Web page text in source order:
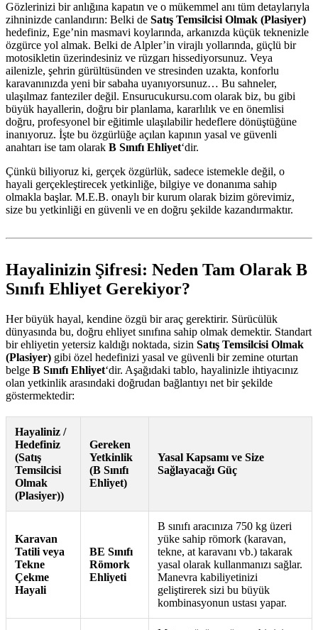
Gözlerinizi bir anlığına kapatın ve o mükemmel anı tüm detaylarıyla
zihninizde canlandırın: Belki de Satış Temsilcisi Olmak (Plasiyer)
hedefiniz, Ege’nin masmavi koylarında, arkanızda küçük teknenizle
özgürce yol almak. Belki de Alpler’in virajlı yollarında, güçlü bir
motosikletin üzerindesiniz ve rüzgarı hissediyorsunuz. Veya
ailenizle, şehrin gürültüsünden ve stresinden uzakta, konforlu
karavanınızda yeni bir sabaha uyanıyorsunuz… Bu sahneler,
ulaşılmaz fanteziler değil. Ensurucukursu.com olarak biz, bu gibi
büyük hayallerin, doğru bir planlama, kararlılık ve en önemlisi
doğru, profesyonel bir eğitimle ulaşılabilir hedeflere dönüştüğüne
inanıyoruz. İşte bu özgürlüğe açılan kapının yasal ve güvenli
anahtarı ise tam olarak B Sınıfı Ehliyet‘dir.
Çünkü biliyoruz ki, gerçek özgürlük, sadece istemekle değil, o
hayali gerçekleştirecek yetkinliğe, bilgiye ve donanıma sahip
olmakla başlar. M.E.B. onaylı bir kurum olarak bizim görevimiz,
size bu yetkinliği en güvenli ve en doğru şekilde kazandırmaktır.
Hayalinizin Şifresi: Neden Tam Olarak B
Sınıfı Ehliyet Gerekiyor?
Her büyük hayal, kendine özgü bir araç gerektirir. Sürücülük
dünyasında bu, doğru ehliyet sınıfına sahip olmak demektir. Standart
bir ehliyetin yetersiz kaldığı noktada, sizin Satış Temsilcisi Olmak
(Plasiyer) gibi özel hedefinizi yasal ve güvenli bir zemine oturtan
belge B Sınıfı Ehliyet‘dir. Aşağıdaki tablo, hayalinizle ihtiyacınız
olan yetkinlik arasındaki doğrudan bağlantıyı net bir şekilde
göstermektedir:
Hayaliniz /
Hedefiniz
(Satış
Temsilcisi
Olmak
(Plasiyer))
Gereken
Yetkinlik
(B Sınıfı
Ehliyet)
Yasal Kapsamı ve Size
Sağlayacağı Güç
Karavan
Tatili veya
Tekne
Çekme
Hayali
BE Sınıfı
Römork
Ehliyeti
B sınıfı aracınıza 750 kg üzeri
yüke sahip römork (karavan,
tekne, at karavanı vb.) takarak
yasal olarak kullanmanızı sağlar.
Manevra kabiliyetinizi
geliştirerek sizi bu büyük
kombinasyonun ustası yapar.